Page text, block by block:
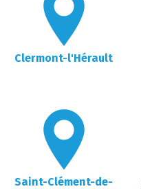
Clermont-l'Hérault
Saint-Clément-de-